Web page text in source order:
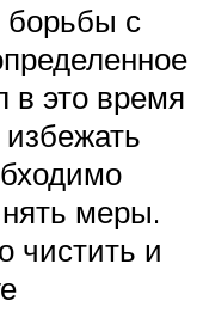
борьбы с
в это время
меры.
чистить и